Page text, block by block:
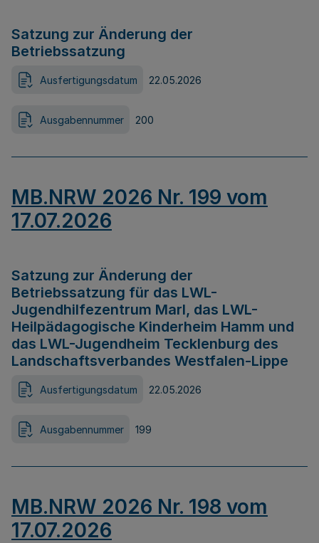
Satzung zur Änderung der
Betriebssatzung
Ausfertigungsdatum 22.05.2026
Ausgabennummer 200
MB.NRW 2026 Nr. 199 vom
17.07.2026
Satzung zur Änderung der
Betriebssatzung für das LWL-
Jugendhilfezentrum Marl, das LWL-
Heilpädagogische Kinderheim Hamm und
das LWL-Jugendheim Tecklenburg des
Landschaftsverbandes Westfalen-Lippe
Ausfertigungsdatum 22.05.2026
Ausgabennummer 199
MB.NRW 2026 Nr. 198 vom
17.07.2026